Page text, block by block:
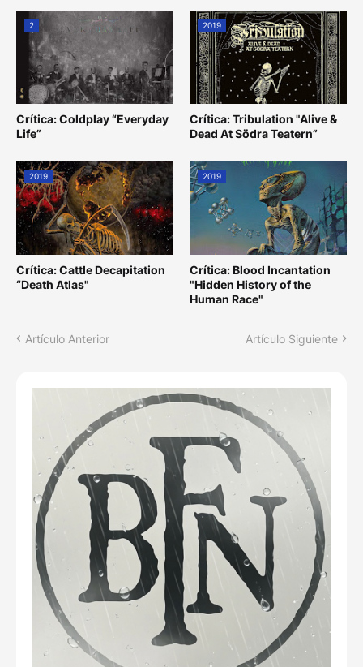
2
Crítica: Coldplay “Everyday
Life”
2019
Crítica: Tribulation "Alive &
Dead At Södra Teatern”
2019
Crítica: Cattle Decapitation
“Death Atlas"
2019
Crítica: Blood Incantation
"Hidden History of the
Human Race"
Artículo Anterior Artículo Siguiente